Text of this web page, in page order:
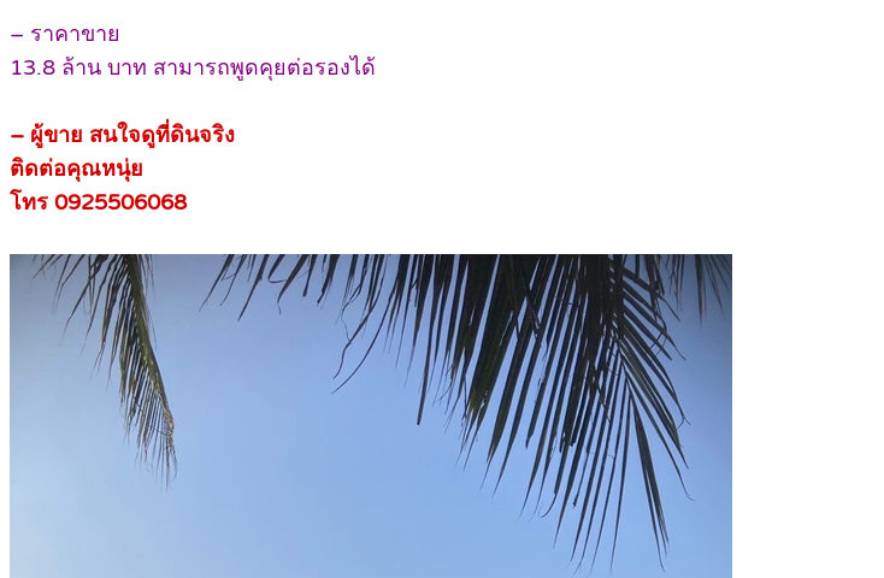
– ราคาขาย
13.8 ล้าน บาท สามารถพูดคุยต่อรองได้
– ผู้ขาย สนใจดูที่ดินจริง
ติดต่อคุณหนุ่ย
โทร 0925506068